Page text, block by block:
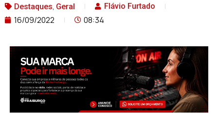
Destaques, Geral Flávio Furtado
16/09/2022 08:34